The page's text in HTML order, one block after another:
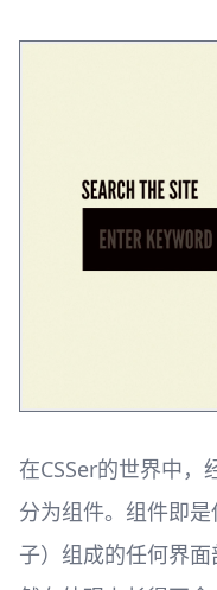
在CSSer的世界中
分为组件。组件即
子）组成的任何界